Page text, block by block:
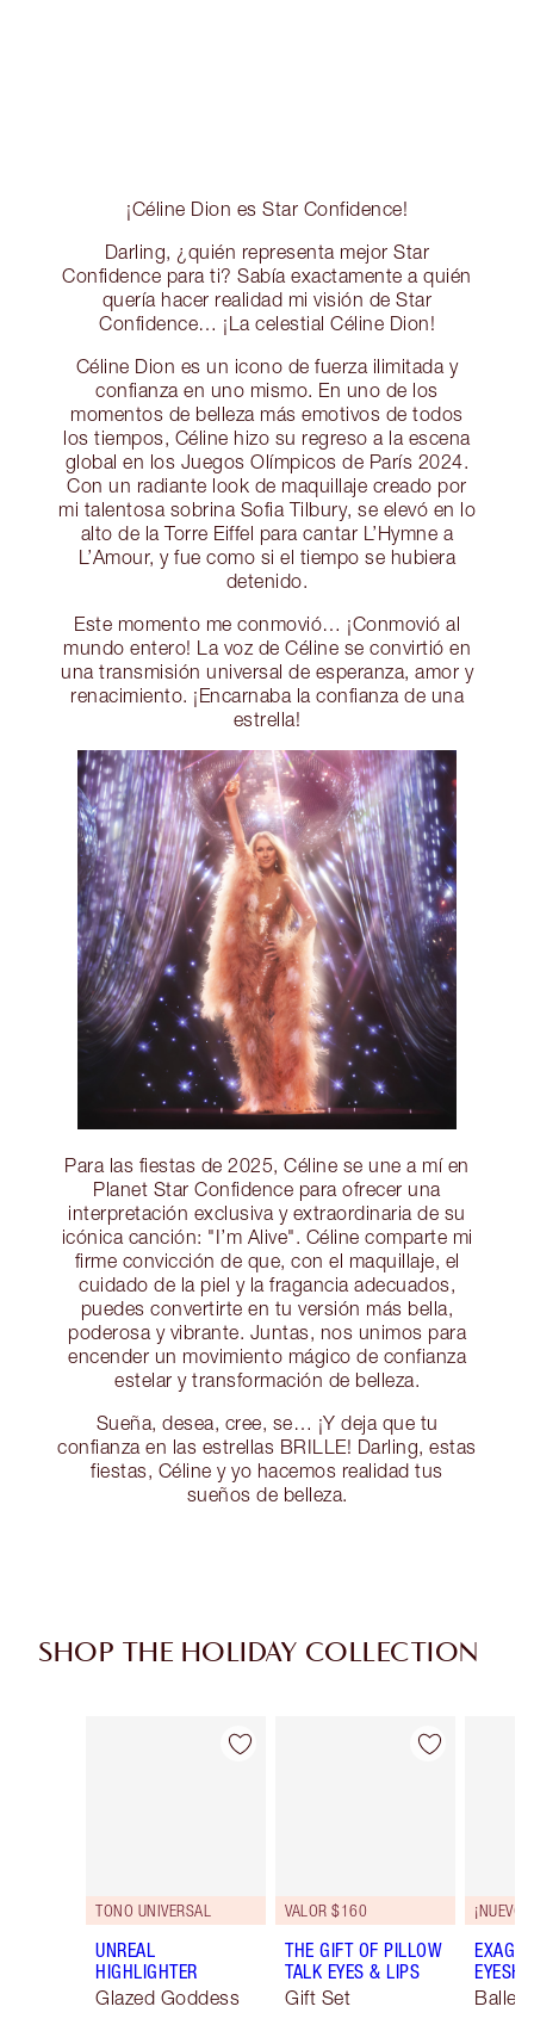
¡Céline Dion es Star Confidence!
Darling, ¿quién representa mejor Star
Confidence para ti? Sabía exactamente a quién
quería hacer realidad mi visión de Star
Confidence… ¡La celestial Céline Dion!
Céline Dion es un icono de fuerza ilimitada y
confianza en uno mismo. En uno de los
momentos de belleza más emotivos de todos
los tiempos, Céline hizo su regreso a la escena
global en los Juegos Olímpicos de París 2024.
Con un radiante look de maquillaje creado por
mi talentosa sobrina Sofia Tilbury, se elevó en lo
alto de la Torre Eiffel para cantar L’Hymne a
L’Amour, y fue como si el tiempo se hubiera
detenido.
Este momento me conmovió… ¡Conmovió al
mundo entero! La voz de Céline se convirtió en
una transmisión universal de esperanza, amor y
renacimiento. ¡Encarnaba la confianza de una
estrella!
Para las fiestas de 2025, Céline se une a mí en
Planet Star Confidence para ofrecer una
interpretación exclusiva y extraordinaria de su
icónica canción: "I’m Alive". Céline comparte mi
firme convicción de que, con el maquillaje, el
cuidado de la piel y la fragancia adecuados,
puedes convertirte en tu versión más bella,
poderosa y vibrante. Juntas, nos unimos para
encender un movimiento mágico de confianza
estelar y transformación de belleza.
Sueña, desea, cree, se… ¡Y deja que tu
confianza en las estrellas BRILLE! Darling, estas
fiestas, Céline y yo hacemos realidad tus
sueños de belleza.
SHOP THE HOLIDAY COLLECTION
Artículo 1 de 106
TONO UNIVERSAL
UNREAL
HIGHLIGHTER
Glazed Goddess
Artículo 2 de 106
VALOR $160
THE GIFT OF PILLOW
TALK EYES & LIPS
Gift Set
¡NUEVO!
Ballet